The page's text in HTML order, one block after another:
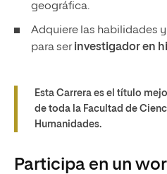
geográfica.
Adquiere las habilidades
para serinvestigador en
Esta Carrera es el título
de toda la Facultad de
Humanidades.
Participa en un